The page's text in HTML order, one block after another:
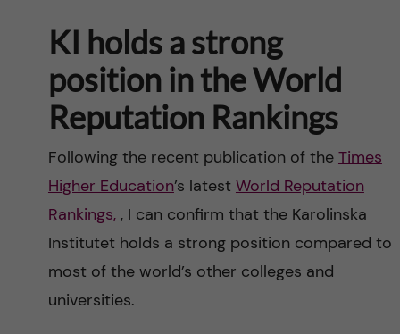
KI holds a strong
position in the World
Reputation Rankings
Following the recent publication of the Times
Higher Education’s latest World Reputation
Rankings, , I can confirm that the Karolinska
Institutet holds a strong position compared to
most of the world’s other colleges and
universities.